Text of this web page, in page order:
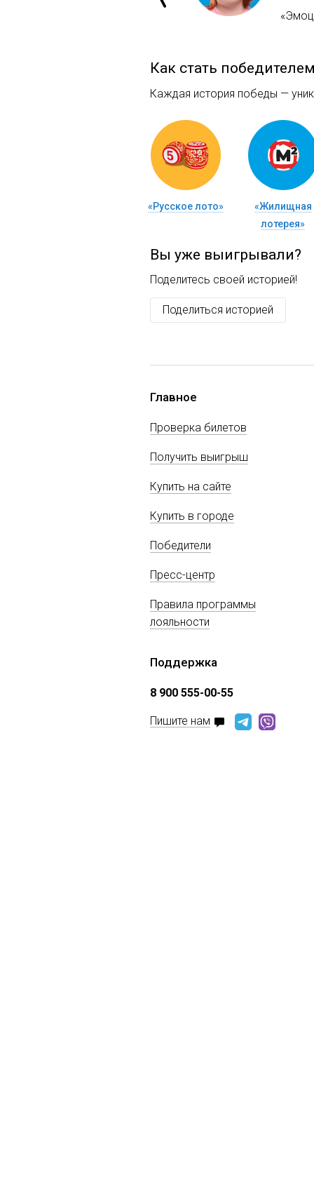
Как стать
Каждая история победы —
«Русское лото»
«Жилищная
лотерея»
Вы уже выигрывали?
Поделитесь своей историей!
Поделиться историей
Главное
Проверка билетов
Получить выигрыш
Купить на сайте
Купить в городе
Победители
Пресс-центр
Правила программы
лояльности
Поддержка
8 900 555-00-55
Пишите нам